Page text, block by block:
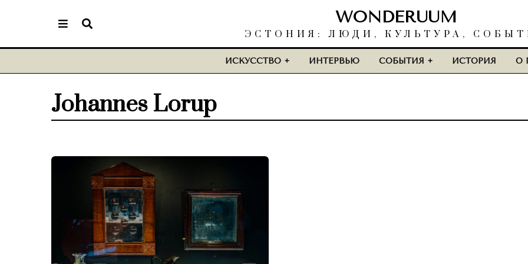
WONDERUUM
ЭСТОНИЯ: ЛЮДИ, КУЛЬТУРА,
ИСКУССТВО ИНТЕРВЬЮ СОБЫТИЯ ИСТОРИЯ О
Johannes Lorup